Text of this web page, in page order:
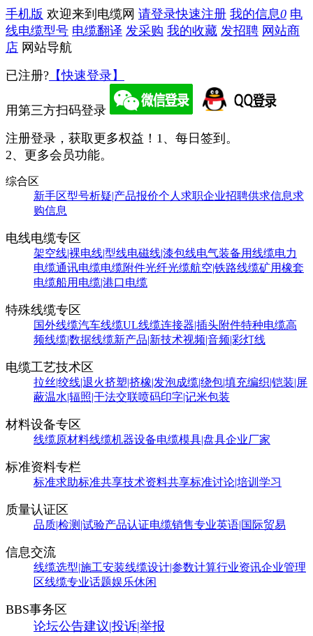
手机版 欢迎来到电缆网 请登录快速注册 我的信息0 电
线电缆型号 电缆翻译 发采购 我的收藏 发招聘 网站商
店 网站导航
已注册? 【快速登录】
用第三方扫码登录
注册登录，获取更多权益！ 1、每日签到。
2、更多会员功能。
综合区
新手区型号析疑|产品报价个人求职企业招聘供求信息求
购信息
电线电缆专区
架空线|裸电线|型线电磁线|漆包线电气装备用线缆电力
电缆通讯电缆电缆附件光纤光缆航空|铁路线缆矿用橡套
电缆船用电缆|港口电缆
特殊线缆专区
国外线缆汽车线缆UL线缆连接器|插头附件特种电缆高
频线缆|数据线缆新产品|新技术视频|音频|彩灯线
电缆工艺技术区
拉丝|绞线|退火挤塑|挤橡|发泡成缆|绕包|填充编织|铠装|屏
蔽温水|辐照|干法交联喷码印字|记米包装
材料设备专区
线缆原材料线缆机器设备电缆模具|盘具企业厂家
标准资料专栏
标准求助标准共享技术资料共享标准讨论|培训学习
质量认证区
品质|检测|试验产品认证电缆销售专业英语|国际贸易
信息交流
线缆选型|施工安装线缆设计|参数计算行业资讯企业管理
区线缆专业话题娱乐休闲
BBS事务区
论坛公告建议|投诉|举报